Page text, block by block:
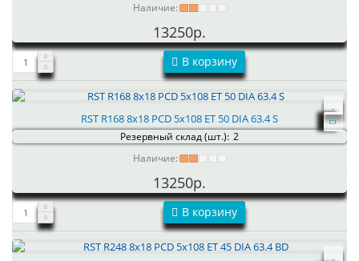
Наличие:
13250р.
В корзину
RST R168 8x18 PCD 5x108 ET 50 DIA 63.4 S
Резервный склад (шт.): 2
Наличие:
13250р.
В корзину